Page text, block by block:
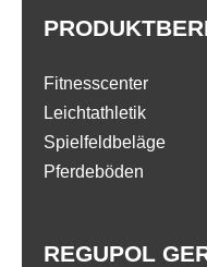
REGUPOL
Fitnesscenter
Leichtathletik
Spielfeldbeläge
Pferdeböden